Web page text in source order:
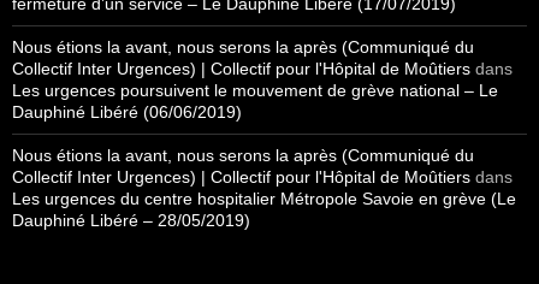
Nous étions la avant, nous serons la après (Communiqué du
Collectif Inter Urgences) | Collectif pour l'Hôpital de Moûtiers dans
Les urgences poursuivent le mouvement de grève national – Le
Dauphiné Libéré (06/06/2019)
Nous étions la avant, nous serons la après (Communiqué du
Collectif Inter Urgences) | Collectif pour l'Hôpital de Moûtiers dans
Les urgences du centre hospitalier Métropole Savoie en grève (Le
Dauphiné Libéré – 28/05/2019)